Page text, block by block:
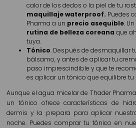
calor de los dedos o la piel de tu
maquillaje waterproof. Puedes
Pharma a un precio asequible.
rutina de belleza coreana que
tuya.
Tónico. Después de desmaquillar
bálsamo, y antes de aplicar tu
paso imprescindible y que te
es aplicar un tónico que equilibre tu
Aunque el agua micelar de Thader
un tónico ofrece características de
dermis y la prepara para aplicar
noche. Puedes comprar tu tónico en